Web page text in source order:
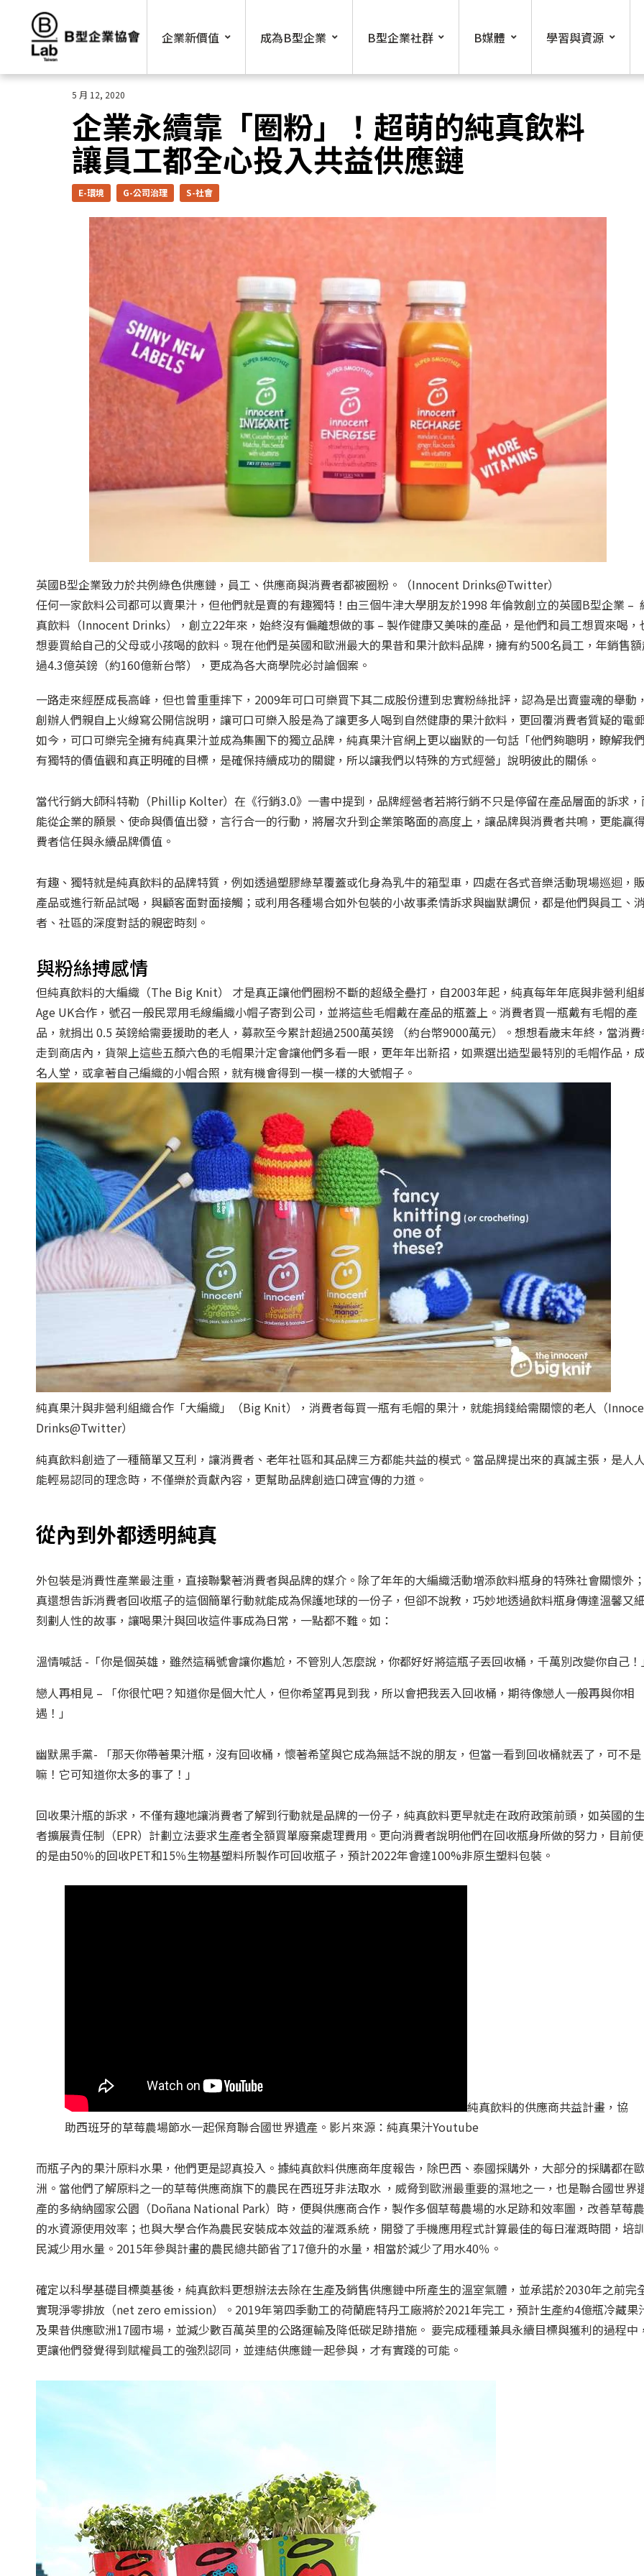
content
企業新價值 成為B型企業 B型企業社群 B媒體 學習與資源
E-環境 G-公司治理 S-社會
企業永續靠「圈粉」！超萌的純真飲料
讓員工都全心投入共益供應鏈
5 月 12, 2020
英國B型企業致力於共例綠色供應鏈，員工、供應商與消費者都被圈粉。（Innocent Drinks@Twitter）
任何一家飲料公司都可以賣果汁，但他們就是賣的有趣獨特！由三個牛津大學朋友於1998 年倫敦創立的英國B型企業 –
真飲料（Innocent Drinks），創立22年來，始終沒有偏離想做的事 – 製作健康又美味的產品，是他們和員工想買來喝，
想要買給自己的父母或小孩喝的飲料。現在他們是英國和歐洲最大的果昔和果汁飲料品牌，擁有約500名員工，年銷售
過4.3億英鎊（約160億新台幣），更成為各大商學院必討論個案。
一路走來經歷成長高峰，但也曾重重摔下，2009年可口可樂買下其二成股份遭到忠實粉絲批評，認為是出賣靈魂的舉動，
創辦人們親自上火線寫公開信說明，讓可口可樂入股是為了讓更多人喝到自然健康的果汁飲料，更回覆消費者質疑的電
如今，可口可樂完全擁有純真果汁並成為集團下的獨立品牌，純真果汁官網上更以幽默的一句話「他們夠聰明，瞭解我
有獨特的價值觀和真正明確的目標，是確保持續成功的關鍵，所以讓我們以特殊的方式經營」說明彼此的關係。
當代行銷大師科特勒（Phillip Kolter）在《行銷3.0》一書中提到，品牌經營者若將行銷不只是停留在產品層面的訴求
能從企業的願景、使命與價值出發，言行合一的行動，將層次升到企業策略面的高度上，讓品牌與消費者共鳴，更能贏
費者信任與永續品牌價值。
有趣、獨特就是純真飲料的品牌特質，例如透過塑膠綠草覆蓋或化身為乳牛的箱型車，四處在各式音樂活動現場巡迴，
產品或進行新品試喝，與顧客面對面接觸；或利用各種場合如外包裝的小故事柔情訴求與幽默調侃，都是他們與員工、
者、社區的深度對話的親密時刻。
與粉絲搏感情
但純真飲料的大編織（The Big Knit） 才是真正讓他們圈粉不斷的超級全壘打，自2003年起，純真每年年底與非營利組
Age UK合作，號召一般民眾用毛線編織小帽子寄到公司，並將這些毛帽戴在產品的瓶蓋上。消費者買一瓶戴有毛帽的產
品，就捐出 0.5 英鎊給需要援助的老人，募款至今累計超過2500萬英鎊 （約台幣9000萬元）。想想看歲末年終，當消費
走到商店內，貨架上這些五顏六色的毛帽果汁定會讓他們多看一眼，更年年出新招，如票選出造型最特別的毛帽作品，
名人堂，或拿著自己編織的小帽合照，就有機會得到一模一樣的大號帽子。
純真果汁與非營利組織合作「大編織」（Big Knit），消費者每買一瓶有毛帽的果汁，就能捐錢給需關懷的老人（
Drinks@Twitter）
純真飲料創造了一種簡單又互利，讓消費者、老年社區和其品牌三方都能共益的模式。當品牌提出來的真誠主張，是人
能輕易認同的理念時，不僅樂於貢獻內容，更幫助品牌創造口碑宣傳的力道。
從內到外都透明純真
外包裝是消費性產業最注重，直接聯繫著消費者與品牌的媒介。除了年年的大編織活動增添飲料瓶身的特殊社會關懷外
真還想告訴消費者回收瓶子的這個簡單行動就能成為保護地球的一份子，但卻不說教，巧妙地透過飲料瓶身傳達溫馨又
刻劃人性的故事，讓喝果汁與回收這件事成為日常，一點都不難。如：
溫情喊話 -「你是個英雄，雖然這稱號會讓你尷尬，不管別人怎麼說，你都好好將這瓶子丟回收桶，千萬別改變你自己！
戀人再相見 – 「你很忙吧？知道你是個大忙人，但你希望再見到我，所以會把我丟入回收桶，期待像戀人一般再與你相
遇！」
幽默黑手黨- 「那天你帶著果汁瓶，沒有回收桶，懷著希望與它成為無話不說的朋友，但當一看到回收桶就丟了，可不是
嘛！它可知道你太多的事了！」
回收果汁瓶的訴求，不僅有趣地讓消費者了解到行動就是品牌的一份子，純真飲料更早就走在政府政策前頭，如英國的
者擴展責任制（EPR）計劃立法要求生產者全額買單廢棄處理費用。更向消費者說明他們在回收瓶身所做的努力，目前
的是由50％的回收PET和15％生物基塑料所製作可回收瓶子，預計2022年會達100%非原生塑料包裝。
純真飲料的供應商共益計畫，協
助西班牙的草莓農場節水一起保育聯合國世界遺產。影片來源：純真果汁Youtube
而瓶子內的果汁原料水果，他們更是認真投入。據純真飲料供應商年度報告，除巴西、泰國採購外，大部分的採購都在
洲。當他們了解原料之一的草莓供應商旗下的農民在西班牙非法取水 ，威脅到歐洲最重要的濕地之一，也是聯合國世界
產的多納納國家公園（Doñana National Park）時，便與供應商合作，製作多個草莓農場的水足跡和效率圖，改善草莓
的水資源使用效率；也與大學合作為農民安裝成本效益的灌溉系統，開發了手機應用程式計算最佳的每日灌溉時間，培
民減少用水量。2015年參與計畫的農民總共節省了17億升的水量，相當於減少了用水40％。
確定以科學基礎目標奠基後，純真飲料更想辦法去除在生產及銷售供應鏈中所產生的溫室氣體，並承諾於2030年之前完
實現淨零排放（net zero emission）。2019年第四季動工的荷蘭鹿特丹工廠將於2021年完工，預計生產約4億瓶冷藏果
及果昔供應歐洲17國市場，並減少數百萬英里的公路運輸及降低碳足跡措施。 要完成種種兼具永續目標與獲利的過程中，
更讓他們發覺得到賦權員工的強烈認同，並連結供應鏈一起參與，才有實踐的可能。